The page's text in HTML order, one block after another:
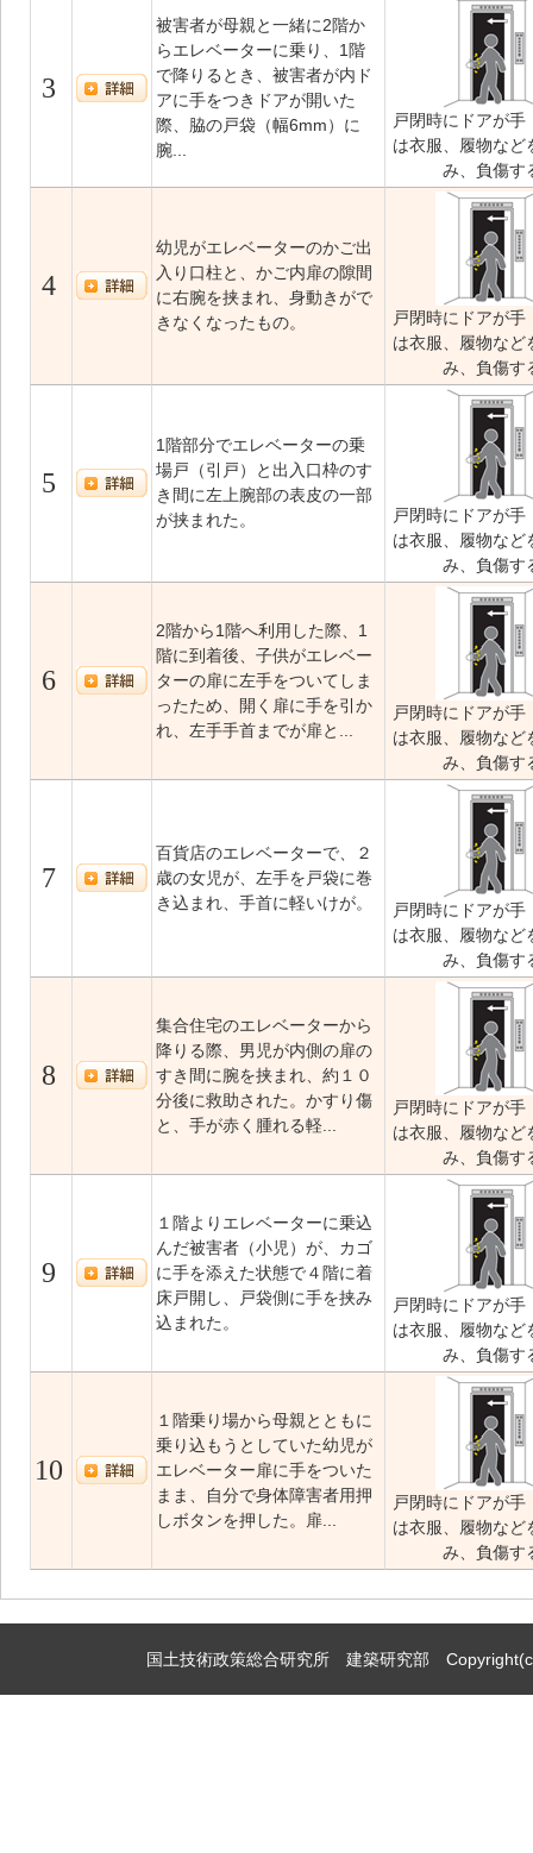
3
被害者が母親と一緒に2階か
らエレベーターに乗り、1階
で降りるとき、被害者が内ド
アに手をつきドアが開いた
際、脇の戸袋（幅6mm）に
腕...
戸閉時にドアが手
は衣服、履物など
み、負傷す
4
幼児がエレベーターのかご出
入り口柱と、かご内扉の隙間
に右腕を挟まれ、身動きがで
きなくなったもの。
戸閉時にドアが手
は衣服、履物など
み、負傷す
5
1階部分でエレベーターの乗
場戸（引戸）と出入口枠のす
き間に左上腕部の表皮の一部
が挟まれた。
戸閉時にドアが手
は衣服、履物など
み、負傷す
6
2階から1階へ利用した際、1
階に到着後、子供がエレベー
ターの扉に左手をついてしま
ったため、開く扉に手を引か
れ、左手手首までが扉と...
戸閉時にドアが手
は衣服、履物など
み、負傷す
7
百貨店のエレベーターで、２
歳の女児が、左手を戸袋に巻
き込まれ、手首に軽いけが。
戸閉時にドアが手
は衣服、履物など
み、負傷す
8
集合住宅のエレベーターから
降りる際、男児が内側の扉の
すき間に腕を挟まれ、約１０
分後に救助された。かすり傷
と、手が赤く腫れる軽...
戸閉時にドアが手
は衣服、履物など
み、負傷す
9
１階よりエレベーターに乗込
んだ被害者（小児）が、カゴ
に手を添えた状態で４階に着
床戸開し、戸袋側に手を挟み
込まれた。
戸閉時にドアが手
は衣服、履物など
み、負傷す
10
１階乗り場から母親とともに
乗り込もうとしていた幼児が
エレベーター扉に手をついた
まま、自分で身体障害者用押
しボタンを押した。扉...
戸閉時にドアが手
は衣服、履物など
み、負傷す
国土技術政策総合研究所 建築研究部